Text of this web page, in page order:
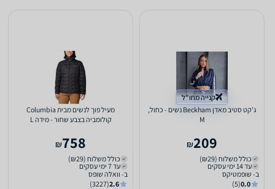
קנייה מחו"ל
ג'קט סטיב מאדן Beckham נשים - כחול,
M
209
₪
כולל משלוח (₪29)
עד 14 ימי עסקים
ב- שופמטיקס
0.0
(5)
מעיל פוך לנשים מבית Columbia
קולומביה בצבע שחור - מידה L
758
₪
כולל משלוח (₪29)
עד 7 ימי עסקים
ב- וואלה שופס
2.6
(3227)